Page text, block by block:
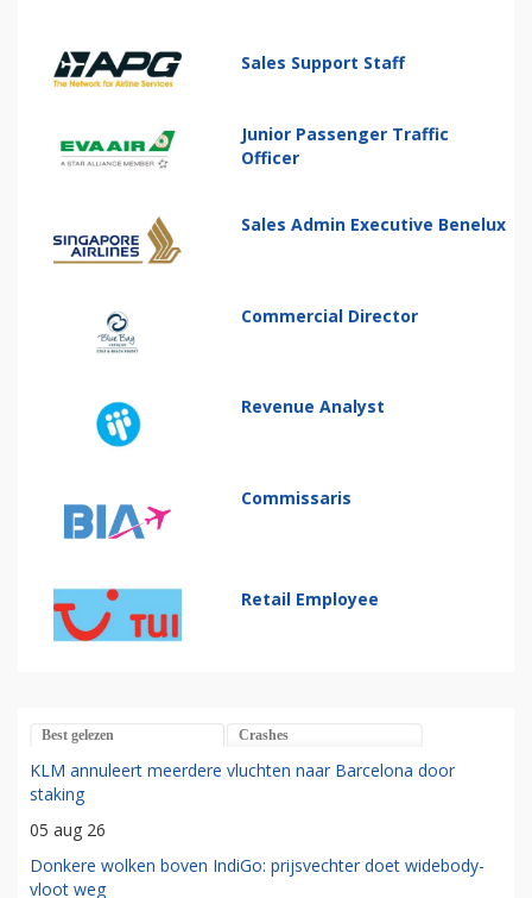
Sales Support Staff
Junior Passenger Traffic
Officer
Sales Admin Executive Benelux
Commercial Director
Revenue Analyst
Commissaris
Retail Employee
Best gelezen Crashes
KLM annuleert meerdere vluchten naar Barcelona door
staking
05 aug 26
Donkere wolken boven IndiGo: prijsvechter doet widebody-
vloot weg